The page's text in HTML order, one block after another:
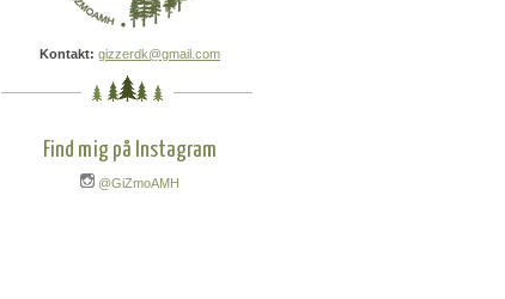
Kontakt: gizzerdk@gmail.com
Find mig på Instagram
@GiZmoAMH